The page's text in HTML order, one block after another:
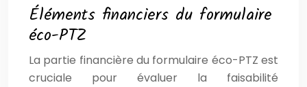
Éléments financiers du formulaire
éco-PTZ
La partie financière du formulaire éco-PTZ est
cruciale pour évaluer la faisabilité